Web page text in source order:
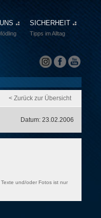
SICHERHEIT
Tipps im Alltag
< Zurück zur Übersicht
Datum: 23.02.2006
und/oder Fotos ist nur